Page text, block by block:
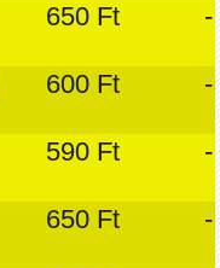
650 Ft -
600 Ft -
590 Ft -
650 Ft -